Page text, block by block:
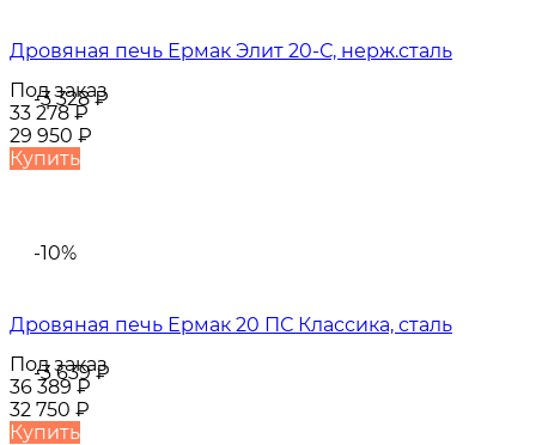
-3 328₽
Дровяная печь Ермак Элит 20-С, нерж.сталь
Под заказ
33 278₽
29 950 ₽
Купить
-10%
-3 639₽
Дровяная печь Ермак 20 ПС Классика, сталь
Под заказ
36 389₽
32 750 ₽
Купить